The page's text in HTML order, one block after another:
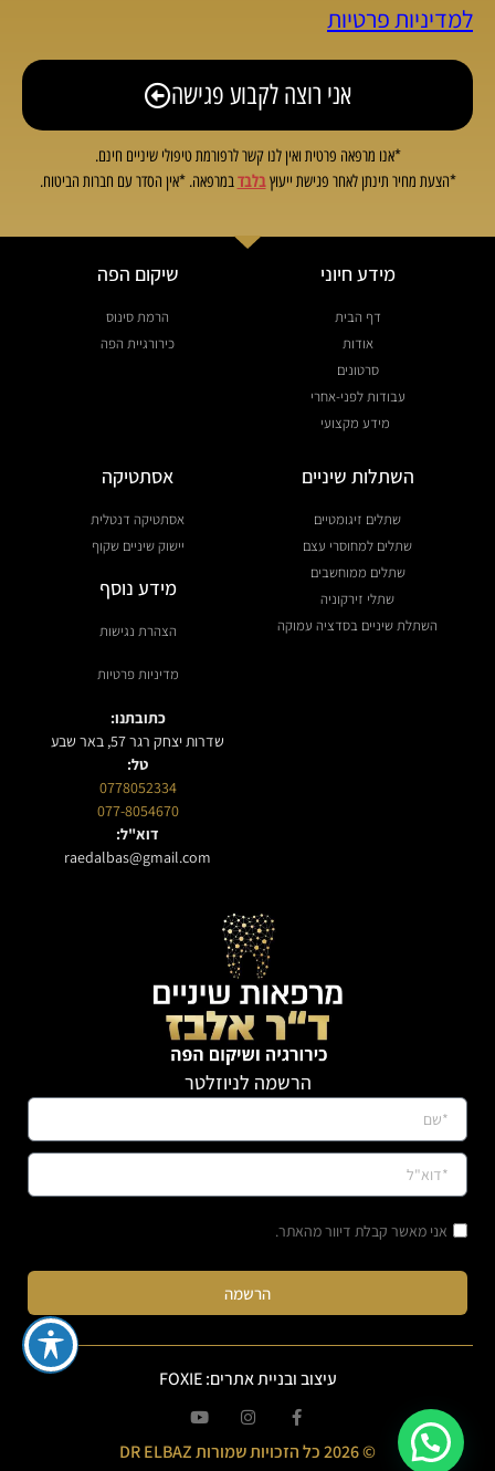
למדיניות פרטיות
אני רוצה לקבוע פגישה
*אנו מרפאה פרטית ואין לנו קשר לרפורמת טיפולי שיניים חינם.
*הצעת מחיר תינתן לאחר פגישת ייעוץבלבדבמרפאה. *אין הסדר עם חברות הביטוח.
מידע חיוני
דף הבית
אודות
סרטונים
עבודות לפני-אחרי
מידע מקצועי
שיקום הפה
הרמת סינוס
כירורגיית הפה
השתלות שיניים
שתלים זיגומטיים
שתלים למחוסרי עצם
שתלים ממוחשבים
שתלי זירקוניה
השתלת שיניים בסדציה עמוקה
אסתטיקה
אסתטיקה דנטלית
יישוק שיניים שקוף
מידע נוסף
הצהרת נגישות
מדיניות פרטיות
כתובתנו:
שדרות יצחק רגר 57, באר שבע
טל:
0778052334
077-8054670
דוא"ל:
raedalbas@gmail.com
הרשמה לניוזלטר
אני מאשר קבלת דיוור מהאתר.
הרשמה
© 2026 כל הזכויות שמורות DR ELBAZ
עיצוב ובניית אתרים: FOXIE